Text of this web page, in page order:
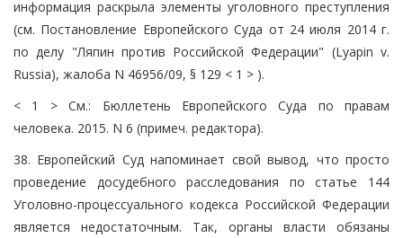
информация раскрыла элементы уголовного преступления
(см. Постановление Европейского Суда от 24 июля 2014 г.
по делу "Ляпин против Российской Федерации" (Lyapin v.
Russia), жалоба N 46956/09, § 129 < 1 > ).
< 1 > См.: Бюллетень Европейского Суда по правам
человека. 2015. N 6 (примеч. редактора).
38. Европейский Суд напоминает свой вывод, что просто
проведение досудебного расследования по статье 144
Уголовно-процессуального кодекса Российской Федерации
является недостаточным. Так, органы власти обязаны